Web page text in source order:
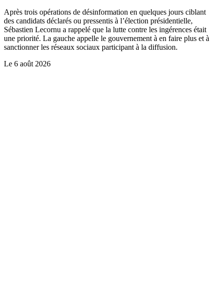
Après trois opérations de désinformation en quelques jours ciblant
des candidats déclarés ou pressentis à l’élection présidentielle,
Sébastien Lecornu a rappelé que la lutte contre les ingérences était
une priorité. La gauche appelle le gouvernement à en faire plus et à
sanctionner les réseaux sociaux participant à la diffusion.
Le 6 août 2026